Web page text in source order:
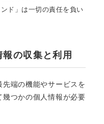
ド」は一切の責任を負い
報の収集と利用
先端の機能やサービスを
つかの個人情報が必要